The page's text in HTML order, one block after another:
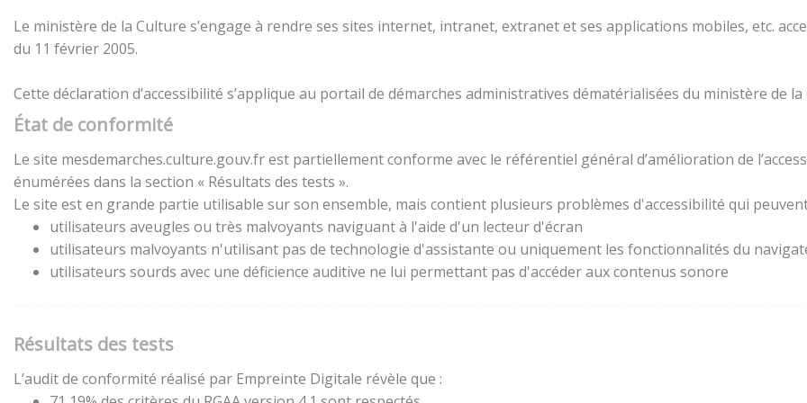
Le ministère de la Culture s’engage à rendre ses sites internet, intranet, extranet et ses applications mobiles, etc.
du 11 février 2005.
Cette déclaration d’accessibilité s’applique au portail de démarches administratives dématérialisées du ministère de
État de conformité
Le site mesdemarches.culture.gouv.fr est partiellement conforme avec le référentiel général d’amélioration de
énumérées dans la section « Résultats des tests ».
Le site est en grande partie utilisable sur son ensemble, mais contient plusieurs problèmes d'accessibilité qui
utilisateurs aveugles ou très malvoyants naviguant à l'aide d'un lecteur d'écran
utilisateurs malvoyants n'utilisant pas de technologie d'assistante ou uniquement les fonctionnalités du
utilisateurs sourds avec une déficience auditive ne lui permettant pas d'accéder aux contenus sonore
Résultats des tests
L’audit de conformité réalisé par Empreinte Digitale révèle que :